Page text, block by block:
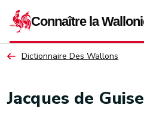
Dictionnaire Des Wallons
Jacques de Guise